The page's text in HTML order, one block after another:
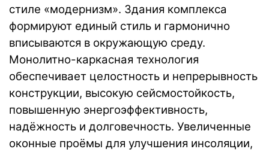
стиле «модернизм». Здания комплекса
формируют единый стиль и гармонично
вписываются в окружающую среду.
Монолитно-каркасная технология
обеспечивает целостность и непрерывность
конструкции, высокую сейсмостойкость,
повышенную энергоэффективность,
надёжность и долговечность. Увеличенные
оконные проёмы для улучшения инсоляции,